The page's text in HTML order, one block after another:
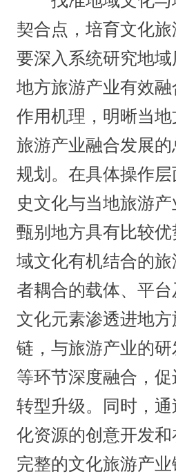
契合点，培育文化旅
要深入系统研究地
地方旅游产业有效
作用机理，明晰当
旅游产业融合发展
规划。在具体操作
史文化与当地旅游产
甄别地方具有比较
域文化有机结合的
者耦合的载体、平
文化元素渗透进地
链，与旅游产业的
等环节深度融合，
转型升级。同时，
化资源的创意开发
完整的文化旅游产